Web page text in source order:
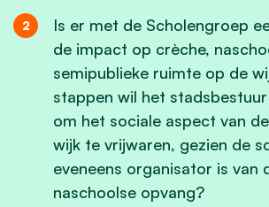
Is er met de Scholengroep
de impact op crèche,
semipublieke ruimte op de
stappen wil het
om het sociale aspect van
wijk te vrijwaren, gezien de
eveneens organisator is van
naschoolse opvang?